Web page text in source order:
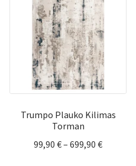
Trumpo Plauko Kilimas
Torman
99,90 €– 699,90 €Price